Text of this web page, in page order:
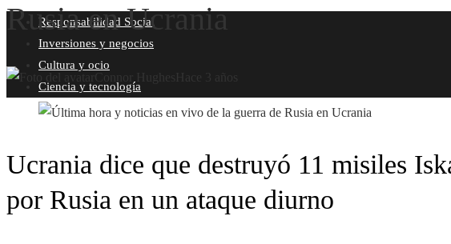
Responsabilidad Social
Inversiones y negocios
Cultura y ocio
Ciencia y tecnología
Rusia en Ucrania
Ucrania dice que destruyó 11 misiles
por Rusia en un ataque diurno